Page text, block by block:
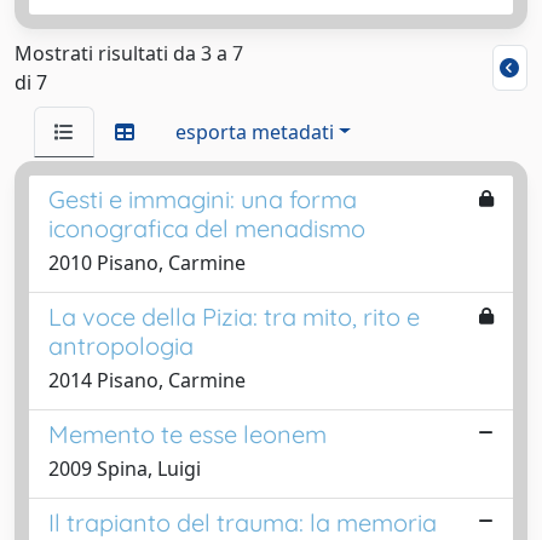
Mostrati risultati da 3 a 7
di 7
esporta metadati
Gesti e immagini: una forma
iconografica del menadismo
2010 Pisano, Carmine
La voce della Pizia: tra mito, rito e
antropologia
2014 Pisano, Carmine
Memento te esse leonem
2009 Spina, Luigi
Il trapianto del trauma: la memoria